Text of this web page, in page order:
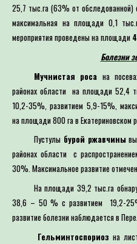
25,7 тыс.га (63% от обследованной)
максимальная на площади 0,1
мероприятия проведены на площади
Болезни
Мучнистая роса на
районах области на площади 52,4
10,2-35%, развитием 5,9-15%,
на площади 800 га в Екатериновском
Пустулы бурой ржавчины
районах области с
30%. Максимальное развитие
На площади 39,2 тыс.га
38,6 – 50 % с развитием 19,2-
развитие болезни наблюдается в
Гельминтоспориоз на